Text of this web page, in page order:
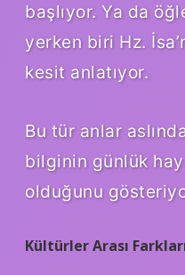
başlıyor. Ya da
yerken biri Hz.
kesit anlatıyor.
Bu tür anlar
bilginin günlük
olduğunu
Kültürler Arası